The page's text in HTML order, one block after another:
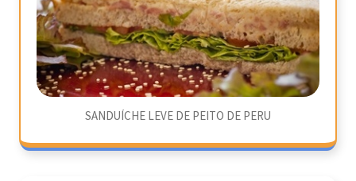
SANDUÍCHE LEVE DE PEITO DE PERU